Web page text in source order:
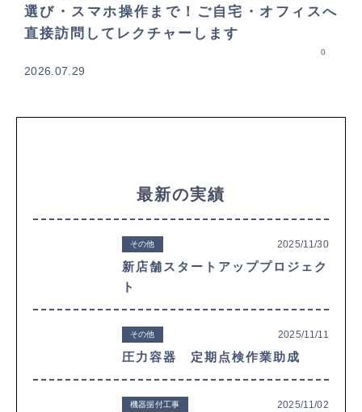
選び・スマホ操作まで！ご自宅・オフィスへ
直接訪問してレクチャーします
2026.07.29
0
最新の実績
その他 2025/11/30
新店舗スタートアッププロジェク
ト
その他 2025/11/11
圧力容器 定期点検作業助成
機器据付工事 2025/11/02